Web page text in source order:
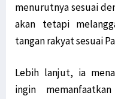
menurutnya sesuai
akan tetapi
tangan rakyat sesuai
Lebih lanjut, ia
ingin